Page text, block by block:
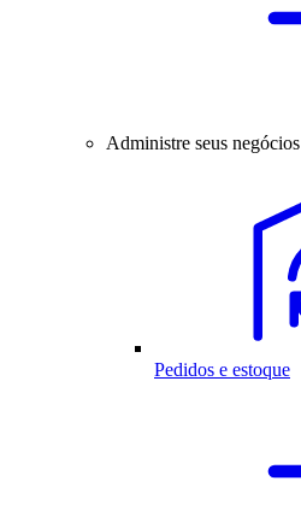
Administre seus negócios
Pedidos e estoque